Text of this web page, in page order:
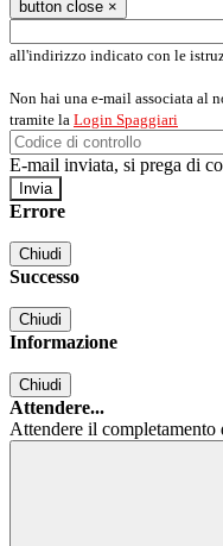
button close ×
all'indirizzo indicato con le
Non hai una e-mail associata al
tramite la Login Spaggiari
E-mail inviata, si prega di
Errore
Chiudi
Successo
Chiudi
Informazione
Chiudi
Attendere...
Attendere il completamento